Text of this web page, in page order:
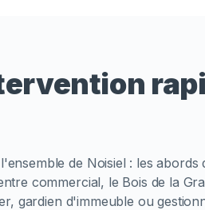
de Noisiel : les abords
commercial, le Bois de la
gardien d'immeuble ou